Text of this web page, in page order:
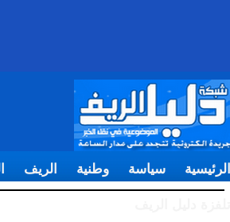
الرئيسية سياسة وطنية الريف